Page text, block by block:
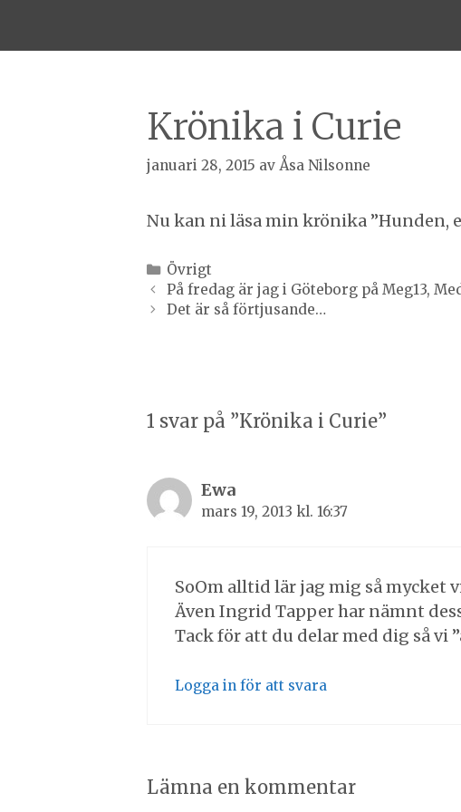
Krönika i Curie
januari 28, 2015 av Åsa Nilsonne
Nu kan ni läsa min krönika ”Hunden,
Kategorier
Övrigt
Inläggsnavigering
På fredag är jag i Göteborg på Meg13,
Det är så förtjusande…
1 svar på ”Krönika i Curie”
Ewa
mars 19, 2013 kl. 16:37
SoOm alltid lär jag mig så mycket
Även Ingrid Tapper har nämnt
Tack för att du delar med dig så vi
Logga in för att svara
Lämna en kommentar